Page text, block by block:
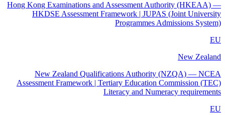
Hong Kong Examinations and Assessment Authority (HKEAA) —
HKDSE Assessment Framework | JUPAS (Joint University
Programmes Admissions System)
EU
New Zealand
New Zealand Qualifications Authority (NZQA) — NCEA
Assessment Framework | Tertiary Education Commission (TEC)
Literacy and Numeracy requirements
EU